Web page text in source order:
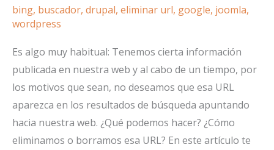
bing, buscador, drupal, eliminar url, google, joomla,
wordpress
Es algo muy habitual: Tenemos cierta información
publicada en nuestra web y al cabo de un tiempo, por
los motivos que sean, no deseamos que esa URL
aparezca en los resultados de búsqueda apuntando
hacia nuestra web. ¿Qué podemos hacer? ¿Cómo
eliminamos o borramos esa URL? En este artículo te